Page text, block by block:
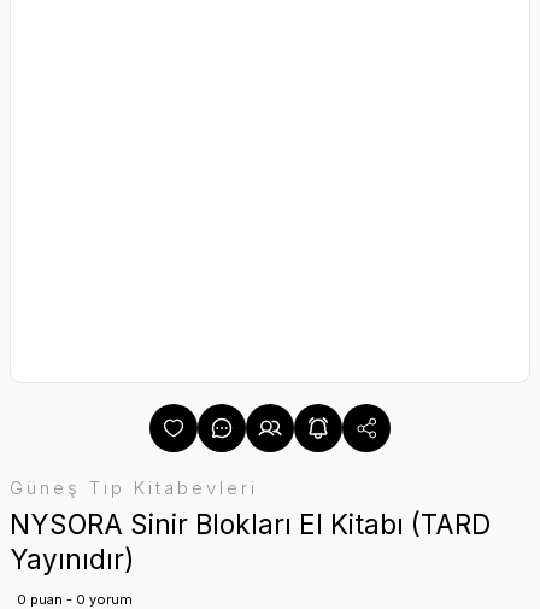
Güneş Tıp Kitabevleri
NYSORA Sinir Blokları El Kitabı (TARD
Yayınıdır)
0 puan - 0 yorum